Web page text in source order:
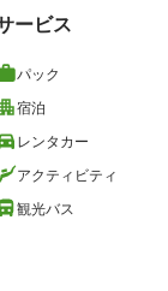
ービス
パック
宿泊
レンタカー
アクティビティ
観光バス